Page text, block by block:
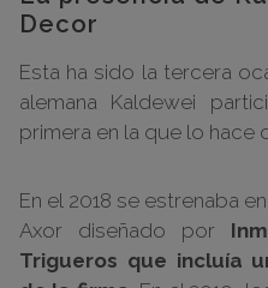
Decor
Esta ha sido la tercera
alemana Kaldewei
primera en la que lo hace
En el 2018 se estrenaba en
Axor diseñado por
Trigueros que incluía